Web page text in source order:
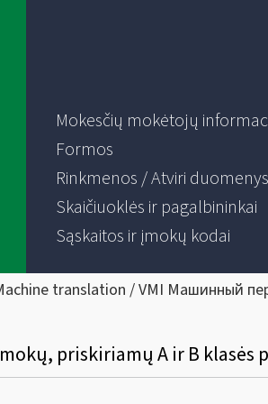
Mokesčių mokėtojų
Formos
Rinkmenos / Atviri duomenys
Skaičiuoklės ir pagalbininkai
Sąskaitos ir įmokų kodai
translation / VMI Машинный